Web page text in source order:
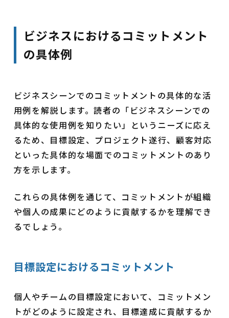
ビジネスにおけるコミットメント
の具体例
ビジネスシーンでのコミットメントの具体的な活
用例を解説します。読者の「ビジネスシーンでの
具体的な使用例を知りたい」というニーズに応え
るため、目標設定、プロジェクト遂行、顧客対応
といった具体的な場面でのコミットメントのあり
方を示します。
これらの具体例を通じて、コミットメントが組織
や個人の成果にどのように貢献するかを理解でき
るでしょう。
目標設定におけるコミットメント
個人やチームの目標設定において、コミットメン
トがどのように設定され、目標達成に貢献するか